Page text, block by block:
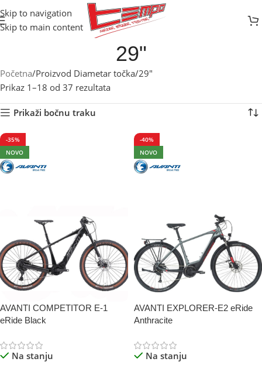
Skip to navigation
Skip to main content
29"
Početna Proizvod Diametar točka 29"
Prikaz 1–18 od 37 rezultata
Prikaži bočnu traku
-35%
NOVO
AVANTI COMPETITOR E-1
eRide Black
Na stanju
-40%
NOVO
AVANTI EXPLORER-E2 eRide
Anthracite
Na stanju